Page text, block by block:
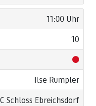
11:00 Uhr
10
Ilse Rumpler
Schloss Ebreichsdorf